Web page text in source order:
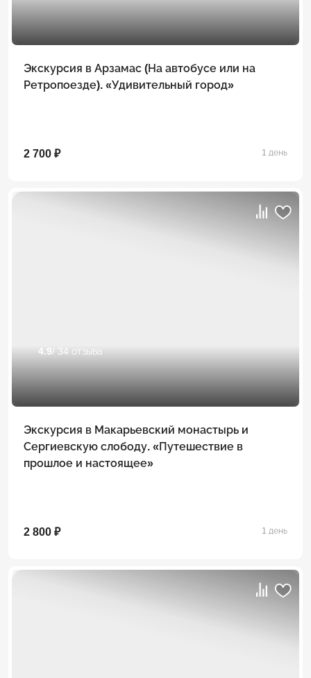
Экскурсия в Арзамас (На автобусе или на
Ретропоезде). «Удивительный город»
2 700 ₽ 1 день
4.9 / 34 отзыва
Экскурсия в Макарьевский монастырь и
Сергиевскую слободу. «Путешествие в
прошлое и настоящее»
2 800 ₽ 1 день